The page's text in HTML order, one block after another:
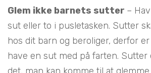
Glem ikke barnets sutter –
sut eller to i pusletasken. Sutter
hos dit barn og beroliger, derfor
have en sut med på farten.